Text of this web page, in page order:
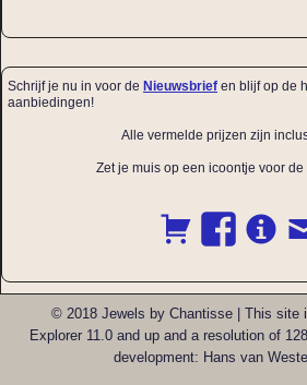
Schrijf je nu in voor de Nieuwsbrief en blijf op de
aanbiedingen!
Alle vermelde prijzen zijn
Zet je muis op een icoontje voor
© 2018 Jewels by Chantisse | This site
Explorer 11.0 and up and a resolution of
development: Hans van